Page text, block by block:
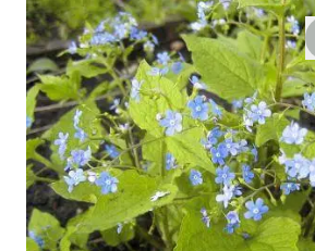
amarillo es más o menos
duradero a lo largo de las
estaciones, a menudo
mucho más acentuado en
primavera. LaBrunnera
macrophylla 'Yellow spring'
es un cultivar que presenta
un tono dorado muy
hermoso en primavera,
pero se vuelve más verde